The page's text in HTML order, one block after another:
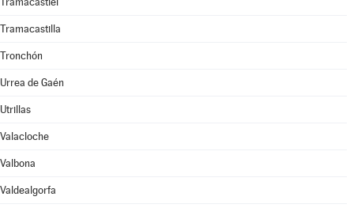
Tramacastilla
Tronchón
Urrea de Gaén
Utrillas
Valacloche
Valbona
Valdealgorfa